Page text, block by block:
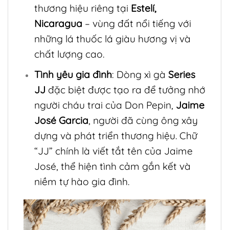
thương hiệu riêng tại Estelí,
Nicaragua – vùng đất nổi tiếng với
những lá thuốc lá giàu hương vị và
chất lượng cao.
Tình yêu gia đình: Dòng xì gà Series
JJ đặc biệt được tạo ra để tưởng nhớ
người cháu trai của Don Pepin, Jaime
José Garcia, người đã cùng ông xây
dựng và phát triển thương hiệu. Chữ
“JJ” chính là viết tắt tên của Jaime
José, thể hiện tình cảm gắn kết và
niềm tự hào gia đình.